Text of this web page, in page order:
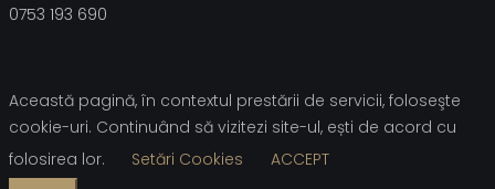
0753 193 690
Această pagină, în contextul prestării de servicii, foloseşte
cookie-uri. Continuând să vizitezi site-ul, ești de acord cu
folosirea lor.
Setări Cookies ACCEPT